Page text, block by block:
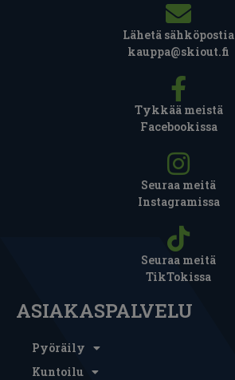
Lähetä sähköpostia
kauppa@skiout.fi
Tykkää meistä
Facebookissa
Seuraa meitä
Instagramissa
Seuraa meitä
TikTokissa
ASIAKASPALVELU
Pyöräily
Kuntoilu